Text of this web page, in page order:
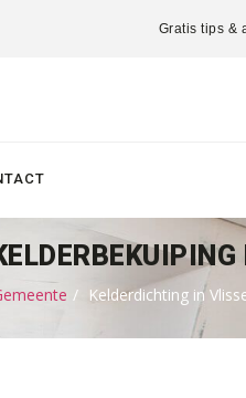
Gratis tips &
Kelderdichting in